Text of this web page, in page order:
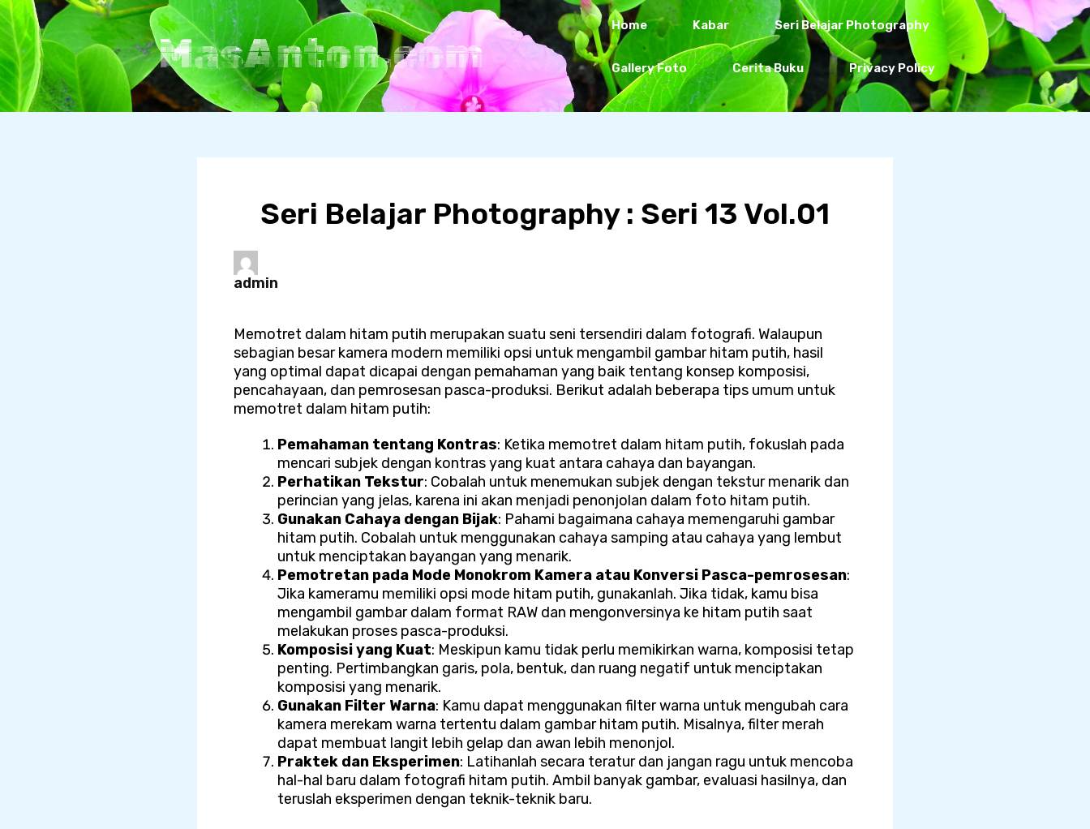
Skip
to
content
MasAnton.com
Home Kabar Seri Belajar Photography
Gallery Foto Cerita Buku Privacy Policy
Seri Belajar Photography : Seri 13 Vol.01
admin
Memotret dalam hitam putih merupakan suatu seni tersendiri dalam fotografi. Walaupun
sebagian besar kamera modern memiliki opsi untuk mengambil gambar hitam putih, hasil
yang optimal dapat dicapai dengan pemahaman yang baik tentang konsep komposisi,
pencahayaan, dan pemrosesan pasca-produksi. Berikut adalah beberapa tips umum untuk
memotret dalam hitam putih:
Pemahaman tentang Kontras: Ketika memotret dalam hitam putih, fokuslah pada
mencari subjek dengan kontras yang kuat antara cahaya dan bayangan.
Perhatikan Tekstur: Cobalah untuk menemukan subjek dengan tekstur menarik dan
perincian yang jelas, karena ini akan menjadi penonjolan dalam foto hitam putih.
Gunakan Cahaya dengan Bijak: Pahami bagaimana cahaya memengaruhi gambar
hitam putih. Cobalah untuk menggunakan cahaya samping atau cahaya yang lembut
untuk menciptakan bayangan yang menarik.
Pemotretan pada Mode Monokrom Kamera atau Konversi Pasca-pemrosesan:
Jika kameramu memiliki opsi mode hitam putih, gunakanlah. Jika tidak, kamu bisa
mengambil gambar dalam format RAW dan mengonversinya ke hitam putih saat
melakukan proses pasca-produksi.
Komposisi yang Kuat: Meskipun kamu tidak perlu memikirkan warna, komposisi tetap
penting. Pertimbangkan garis, pola, bentuk, dan ruang negatif untuk menciptakan
komposisi yang menarik.
Gunakan Filter Warna: Kamu dapat menggunakan filter warna untuk mengubah cara
kamera merekam warna tertentu dalam gambar hitam putih. Misalnya, filter merah
dapat membuat langit lebih gelap dan awan lebih menonjol.
Praktek dan Eksperimen: Latihanlah secara teratur dan jangan ragu untuk mencoba
hal-hal baru dalam fotografi hitam putih. Ambil banyak gambar, evaluasi hasilnya, dan
teruslah eksperimen dengan teknik-teknik baru.